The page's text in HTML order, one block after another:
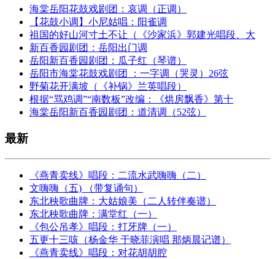
海棠岳阳花鼓戏剧团：哀调（正调）
【花鼓小调】小尼姑唱：阳雀调
祖国的好山河寸土不让（《沙家浜》郭建光唱段、大
新百香园剧团：岳阳出门调
岳阳新百香园剧团：瓜子红（琴谱）
岳阳市海棠花鼓戏剧团 ：一字调（哭灵）26弦
野菊花开满坡（《补锅》兰英唱段）
根据“骂鸡调”“南数板”改编：《烘房飘香》第十
海棠岳阳新百香园剧团：道清调（52弦）
最新
《燕青卖线》唱段：二流水武嗨嗨（二）
文嗨嗨（五) （带复诵句）
东北秧歌曲牌：大姑娘美（二人转伴奏谱）
东北秧歌曲牌：满堂红（一）
《包公吊孝》唱段：打牙牌（一）
五更十三咳（杨金华 于晓菲演唱 那炳晨记谱）
《燕青卖线》唱段：对花胡胡腔